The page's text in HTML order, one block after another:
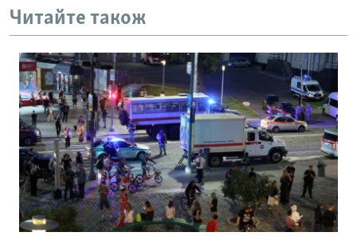
Читайте також